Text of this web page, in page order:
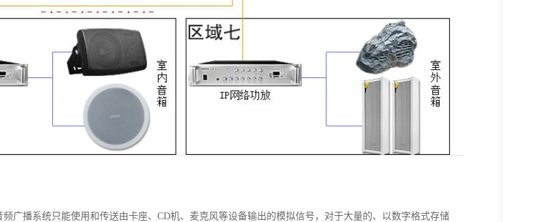
广播系统只能使用和传送由卡座、CD机、麦克风等设备输出的模拟信号，对于大量的、以数字格式存储